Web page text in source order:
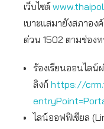
เว็บไซต์
เบาะแสมายังสภาอง
ด่วน 1502 ตามช่อง
ร้องเรียนออนไลน์
ลิงก์ https://
ไลน์ออฟฟิเชียล